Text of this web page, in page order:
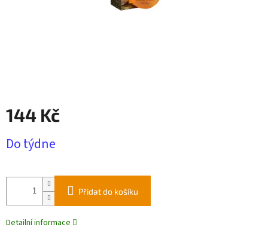
144 Kč
cena:
Do týdne
Přidat do košíku
Detailní informace